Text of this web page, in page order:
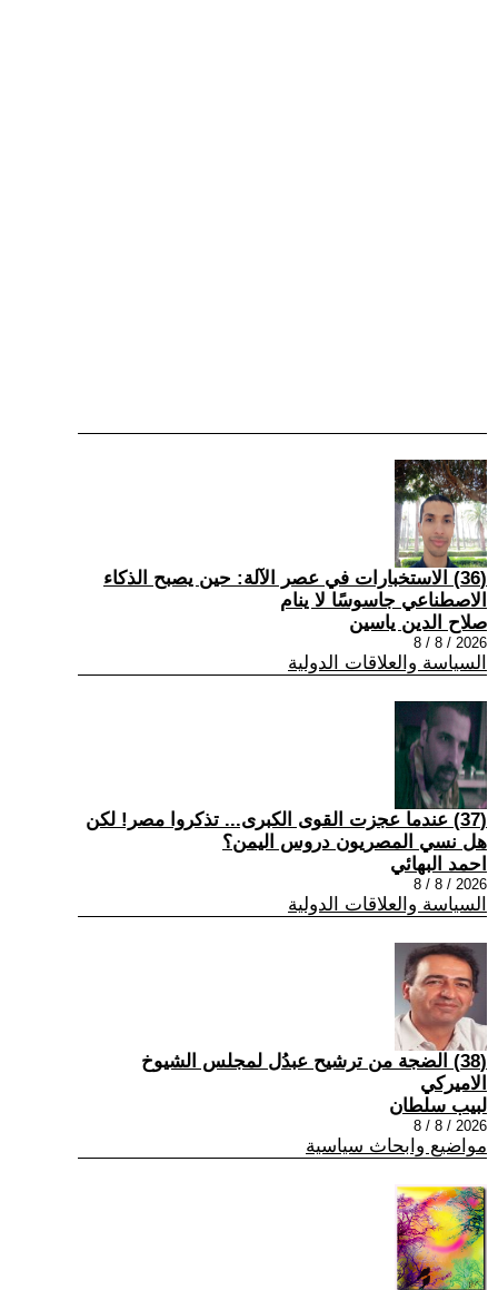
(36) الاستخبارات في عصر الآلة: حين يصبح الذكاء
الاصطناعي جاسوسًا لا ينام
صلاح الدين ياسين
2026 / 8 / 8
السياسة والعلاقات الدولية
(37) عندما عجزت القوى الكبرى... تذكروا مصر! لكن
هل نسي المصريون دروس اليمن؟
احمد البهائي
2026 / 8 / 8
السياسة والعلاقات الدولية
(38) الضجة من ترشيح عبدُل لمجلس الشيوخ
الاميركي
لبيب سلطان
2026 / 8 / 8
مواضيع وابحاث سياسية